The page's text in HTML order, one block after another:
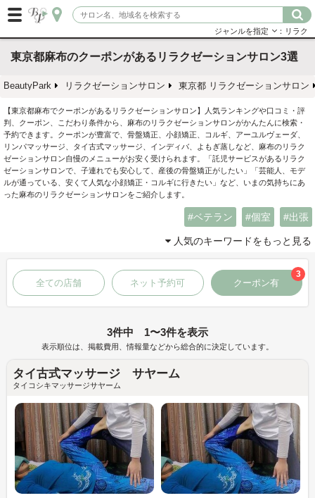
ジャンルを指定 ：リラク
東京都麻布のクーポンがあるリラクゼーションサロン3選
BeautyPark リラクゼーションサロン 東京都 リラクゼーションサロン
【東京都麻布でクーポンがあるリラクゼーションサロン】人気ランキングや口コミ・評
判、クーポン、こだわり条件から、麻布のリラクゼーションサロンがかんたんに検索・
予約できます。クーポンが豊富で、骨盤矯正、小顔矯正、コルギ、アーユルヴェーダ、
リンパマッサージ、タイ古式マッサージ、インディバ、よもぎ蒸しなど、麻布のリラク
ゼーションサロン自慢のメニューがお安く受けられます。「託児サービスがあるリラク
ゼーションサロンで、子連れでも安心して、産後の骨盤矯正がしたい」「芸能人、モデ
ルが通っている、安くて人気な小顔矯正・コルギに行きたい」など、いまの気持ちにあ
った麻布のリラクゼーションサロンをご紹介します。
ベテラン 個室 出張
人気のキーワードをもっと見る
全ての店舗 ネット予約可 クーポン有
3
3件中 1〜3件を表示
表示順位は、掲載費用、情報量などから総合的に決定しています。
タイ古式マッサージ サヤーム
タイコシキマッサージサヤーム